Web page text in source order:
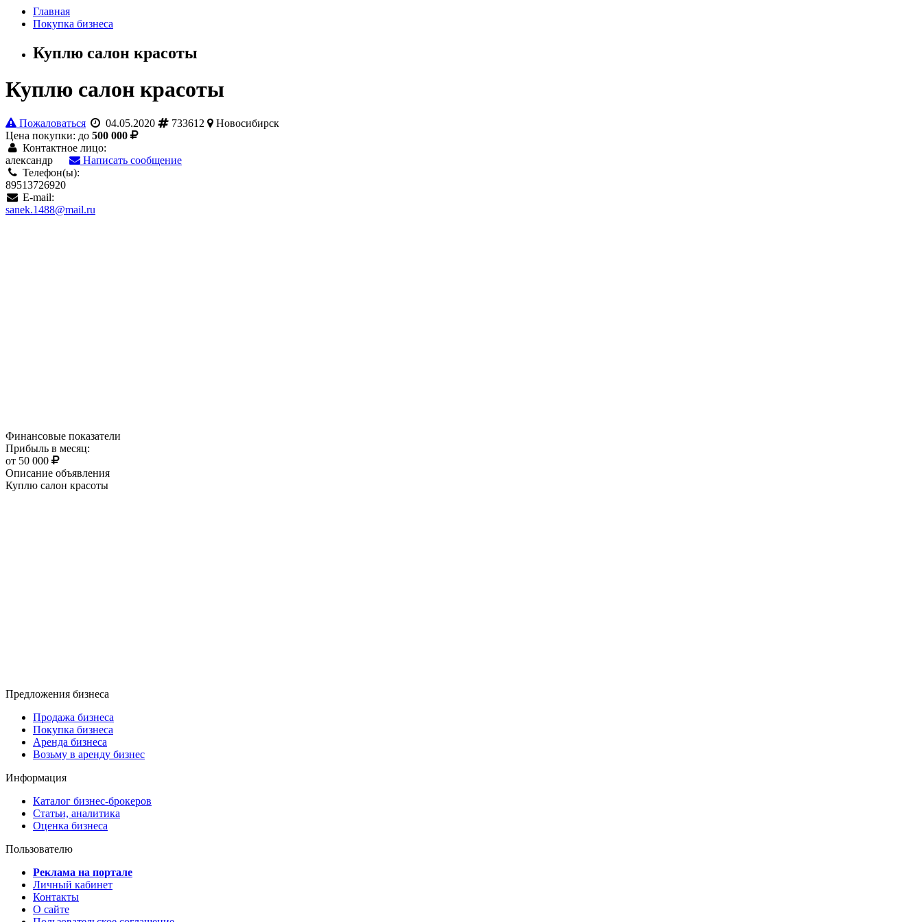
Главная
Покупка бизнеса
Куплю салон красоты
Куплю салон красоты
Пожаловаться 04.05.2020 733612
Новосибирск
Цена покупки: до 500 000
Контактное лицо:
александр
Написать сообщение
Телефон(ы):
89513726920
E-mail:
sanek.1488@mail.ru
Финансовые показатели
Прибыль в месяц:
от 50 000
Описание объявления
Куплю салон красоты
Предложения бизнеса
Продажа бизнеса
Покупка бизнеса
Аренда бизнеса
Возьму в аренду бизнес
Информация
Каталог бизнес-брокеров
Статьи, аналитика
Оценка бизнеса
Пользователю
Реклама на портале
Личный кабинет
Контакты
О сайте